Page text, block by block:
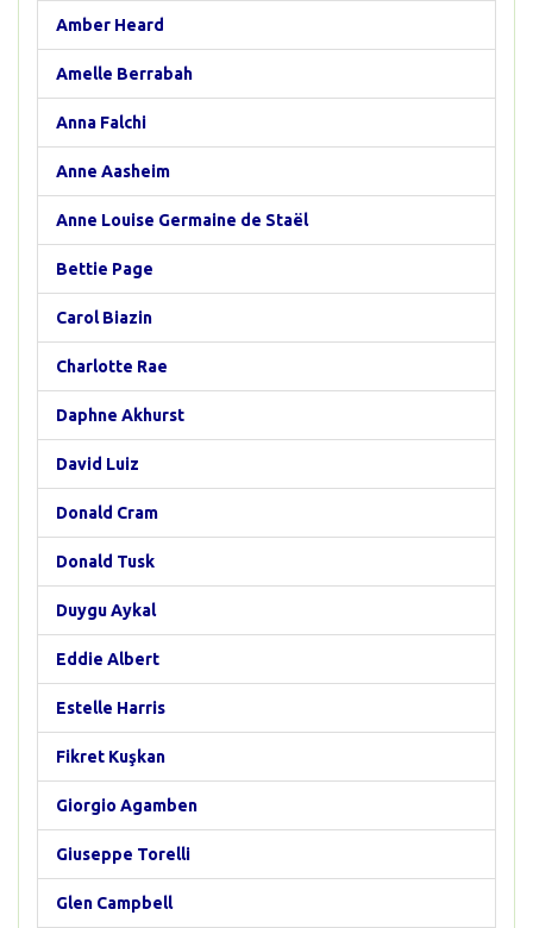
Amber Heard
Amelle Berrabah
Anna Falchi
Anne Aasheim
Anne Louise Germaine de Staël
Bettie Page
Carol Biazin
Charlotte Rae
Daphne Akhurst
David Luiz
Donald Cram
Donald Tusk
Duygu Aykal
Eddie Albert
Estelle Harris
Fikret Kuşkan
Giorgio Agamben
Giuseppe Torelli
Glen Campbell